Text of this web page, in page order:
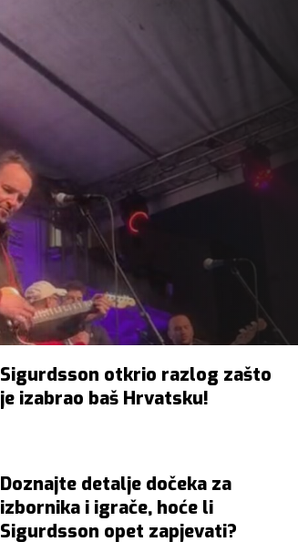
Sigurdsson otkrio razlog zašto
je izabrao baš Hrvatsku!
Doznajte detalje dočeka za
izbornika i igrače, hoće li
Sigurdsson opet zapjevati?